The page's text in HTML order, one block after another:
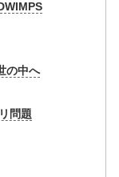
の中へ
問題